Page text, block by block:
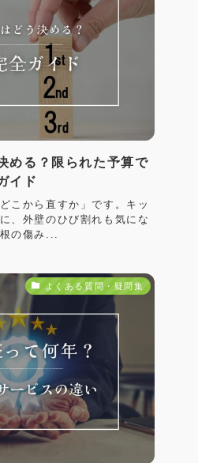
める？限られた予算で
イド
こから直すか」です。キッ
、外壁のひび割れも気にな
の傷み...
よくある質問・疑問集